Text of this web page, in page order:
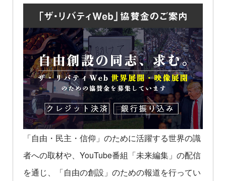
「自由・民主・信仰」のために活躍する世界の識
者への取材や、YouTube番組「未来編集」の配信
を通じ、「自由の創設」のための報道を行ってい